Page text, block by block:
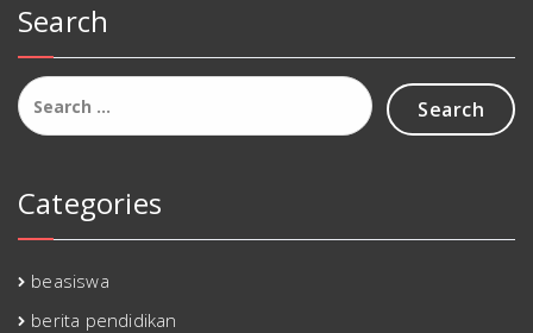
Search
Search
for:
Categories
beasiswa
berita pendidikan